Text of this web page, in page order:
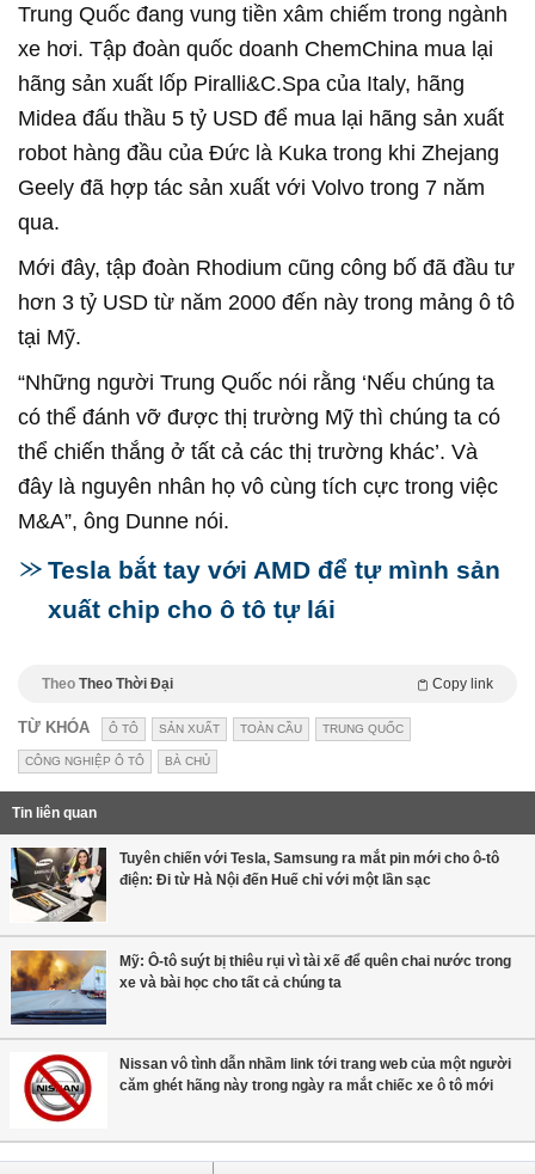
Trung Quốc đang vung tiền xâm chiếm trong ngành
xe hơi. Tập đoàn quốc doanh ChemChina mua lại
hãng sản xuất lốp Piralli&C.Spa của Italy, hãng
Midea đấu thầu 5 tỷ USD để mua lại hãng sản xuất
robot hàng đầu của Đức là Kuka trong khi Zhejang
Geely đã hợp tác sản xuất với Volvo trong 7 năm
qua.
Mới đây, tập đoàn Rhodium cũng công bố đã đầu tư
hơn 3 tỷ USD từ năm 2000 đến này trong mảng ô tô
tại Mỹ.
“Những người Trung Quốc nói rằng ‘Nếu chúng ta
có thể đánh vỡ được thị trường Mỹ thì chúng ta có
thể chiến thắng ở tất cả các thị trường khác’. Và
đây là nguyên nhân họ vô cùng tích cực trong việc
M&A”, ông Dunne nói.
Tesla bắt tay với AMD để tự mình sản
xuất chip cho ô tô tự lái
Theo Theo Thời Đại Copy link
TỪ KHÓA Ô TÔ SẢN XUẤT TOÀN CẦU TRUNG QUỐC
CÔNG NGHIỆP Ô TÔ BÀ CHỦ
Tin liên quan
Tuyên chiến với Tesla, Samsung ra mắt pin mới cho ô-tô
điện: Đi từ Hà Nội đến Huế chỉ với một lần sạc
Mỹ: Ô-tô suýt bị thiêu rụi vì tài xế để quên chai nước trong
xe và bài học cho tất cả chúng ta
Nissan vô tình dẫn nhầm link tới trang web của một người
căm ghét hãng này trong ngày ra mắt chiếc xe ô tô mới